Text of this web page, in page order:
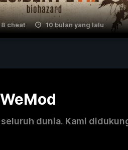
8 cheat 10 bulan yang lalu
dunia. Kami